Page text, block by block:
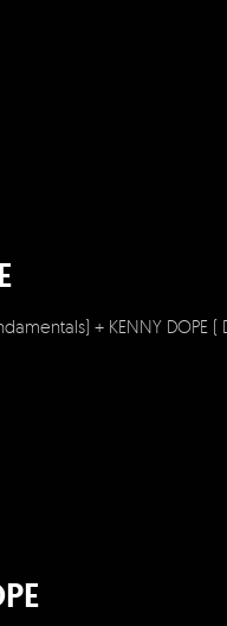
+ KENNY DOPE (